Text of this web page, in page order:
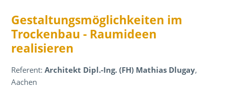
Gestaltungsmöglichkeiten im
Trockenbau - Raumideen
realisieren
Referent:Architekt Dipl.-Ing. (FH) Mathias Dlugay,
Aachen